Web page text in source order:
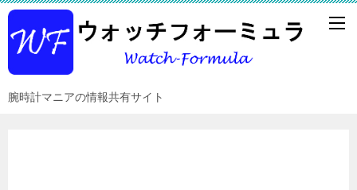
腕時計マニアの情報共有サイト